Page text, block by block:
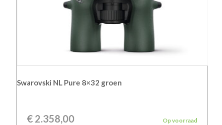
Swarovski NL Pure 8×32 groen
€2.358,00 Op voorraad